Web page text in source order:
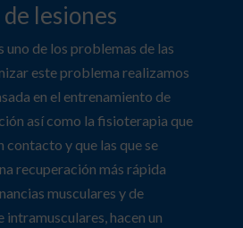
lesiones
uno de los problemas de las
este problema realizamos
en el entrenamiento de
así como la fisioterapia que
contacto y que las que se
recuperación más rápida
musculares y de
hacen un